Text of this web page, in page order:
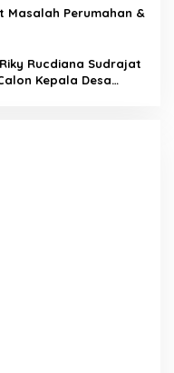
Masalah Perumahan &
Rucdiana Sudrajat
Kepala Desa